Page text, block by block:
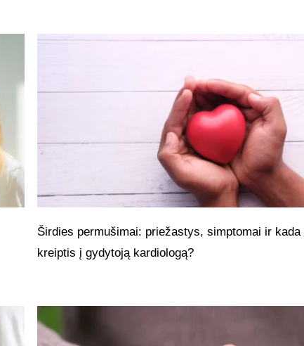
Širdies permušimai: priežastys, simptomai ir kada
kreiptis į gydytoją kardiologą?